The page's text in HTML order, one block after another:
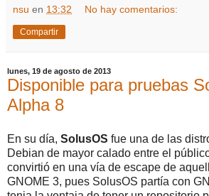
nsu en 13:32 No hay comentarios:
Compartir
lunes, 19 de agosto de 2013
Disponible para pruebas
Alpha 8
En su día, SolusOS fue una de las
Debian de mayor calado entre el
convirtió en una vía de escape de
GNOME 3, pues SolusOS partía con